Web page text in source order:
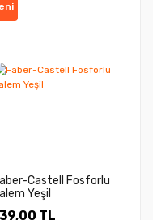
Castell Fosforlu
Yeşil
TL